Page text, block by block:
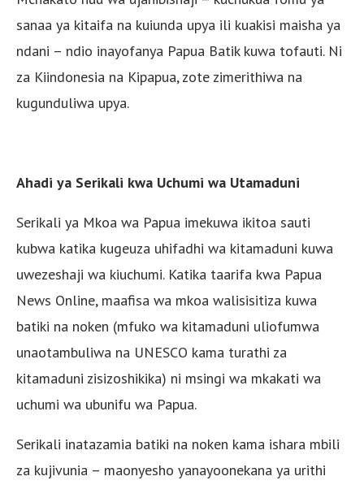
sanaa ya kitaifa na kuiunda upya ili kuakisi maisha ya
ndani – ndio inayofanya Papua Batik kuwa tofauti. Ni
za Kiindonesia na Kipapua, zote zimerithiwa na
kugunduliwa upya.
Ahadi ya Serikali kwa Uchumi wa Utamaduni
Serikali ya Mkoa wa Papua imekuwa ikitoa sauti
kubwa katika kugeuza uhifadhi wa kitamaduni kuwa
uwezeshaji wa kiuchumi. Katika taarifa kwa Papua
News Online, maafisa wa mkoa walisisitiza kuwa
batiki na noken (mfuko wa kitamaduni uliofumwa
unaotambuliwa na UNESCO kama turathi za
kitamaduni zisizoshikika) ni msingi wa mkakati wa
uchumi wa ubunifu wa Papua.
Serikali inatazamia batiki na noken kama ishara mbili
za kujivunia – maonyesho yanayoonekana ya urithi